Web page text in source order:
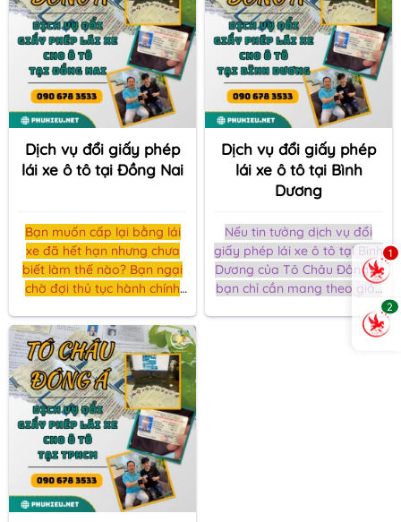
Dịch vụ đổi giấy phép
lái xe ô tô tại Đồng Nai
Bạn muốn cấp lại bằng lái
xe đã hết hạn nhưng chưa
biết làm thế nào? Bạn ngại
chờ đợi thủ tục hành chính
người…
Dịch vụ đổi giấy phép
lái xe ô tô tại Bình
Dương
Nếu tin tưởng dịch vụ đổi
giấy phép lái xe ô tô tại Bình
Dương của Tô Châu Đông Á,
bạn chỉ cần mang theo giấy
CMND hoặc hộ chiếu để
1
2